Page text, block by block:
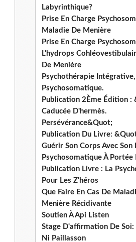
Labyrinthique?
Prise En Charge
Maladie De Menière
Prise En Charge
L'hydrops
De Menière
Psychothérapie Intégrative,
Psychosomatique.
Publication 2Ème Édition :
Caducée D'hermès.
Persévérance&Quot;
Publication Du Livre:
Guérir Son Corps Avec Son
Psychosomatique À Portée
Publication Livre : La
Pour Les Z'héros
Que Faire En Cas De
Menière Récidivante
Soutien À Api Listen
Stage D'affirmation De
Ni Paillasson